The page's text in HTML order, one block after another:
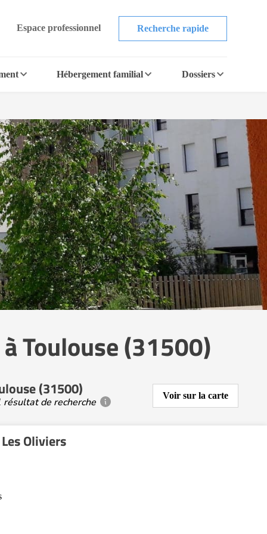
Espace professionnel Recherche rapide
Hébergement familial Dossiers
Toulouse (31500)
(31500)
résultat de recherche
Voir sur la carte
Les Oliviers